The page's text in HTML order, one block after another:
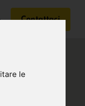
le
Contattaci